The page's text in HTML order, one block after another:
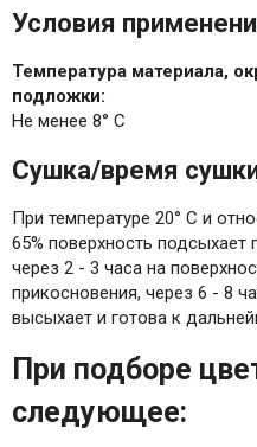
Условия
Температура материала,
подложки:
Не менее 8° С
Сушка/время
При температуре 20° С и
65% поверхность подсыхает
через 2 - 3 часа на
прикосновения, через 6 - 8
высыхает и готова к
При подборе
следующее: